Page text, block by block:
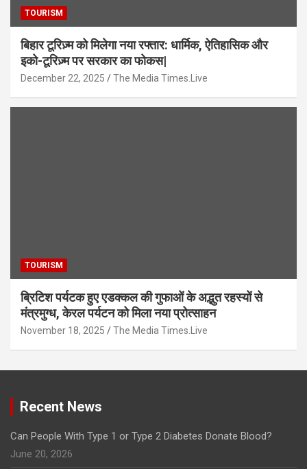
TOURISM
बिहार टूरिज़्म को मिलेगा नया रफ्तार: धार्मिक, ऐतिहासिक और
इको-टूरिज़्म पर सरकार का फोकस|
December 22, 2025 The Media Times.Live
TOURISM
ब्रिटिश पर्यटक हुए एडक्कल की गुफाओं के अद्भुत रहस्यों से
मंत्रमुग्ध, केरल पर्यटन को मिला नया प्रोत्साहन
November 18, 2025 The Media Times.Live
Recent News
Can People With Type 1 or Type 2 Diabetes Donate Blood?
June 20, 2026